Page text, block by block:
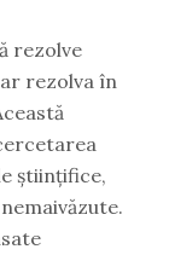
rezolve
rezolva în
științifice,